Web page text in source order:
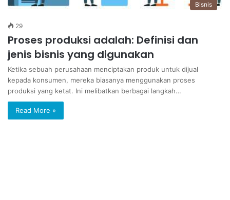
Bisnis
29
Proses produksi adalah: Definisi dan
jenis bisnis yang digunakan
Ketika sebuah perusahaan menciptakan produk untuk dijual
kepada konsumen, mereka biasanya menggunakan proses
produksi yang ketat. Ini melibatkan berbagai langkah…
Read More »